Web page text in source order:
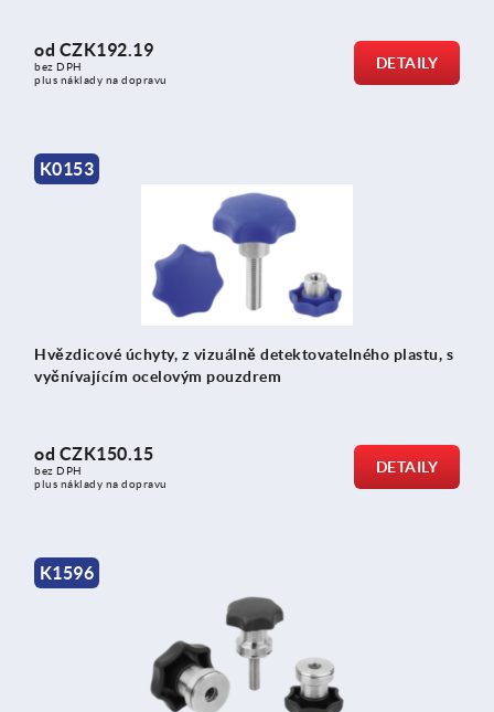
od CZK192.19
bez DPH
plus náklady na dopravu
DETAILY
K0153
Hvězdicové úchyty, z vizuálně detektovatelného plastu, s
vyčnívajícím ocelovým pouzdrem
od CZK150.15
bez DPH
plus náklady na dopravu
DETAILY
K1596